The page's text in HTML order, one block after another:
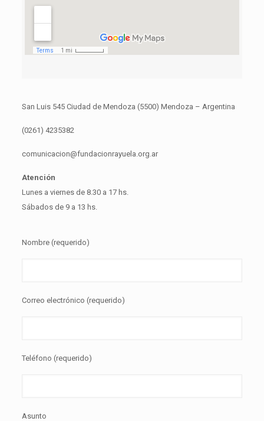
San Luis 545 Ciudad de Mendoza (5500) Mendoza – Argentina
(0261) 4235382
comunicacion@fundacionrayuela.org.ar
Atención
Lunes a viernes de 8.30 a 17 hs.
Sábados de 9 a 13 hs.
Nombre (requerido)
Correo electrónico (requerido)
Teléfono (requerido)
Asunto